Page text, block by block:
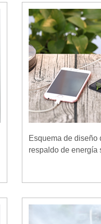
Esquema de diseño
respaldo de energía